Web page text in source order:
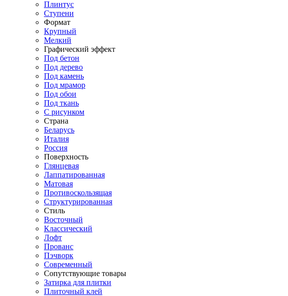
Плинтус
Ступени
Формат
Крупный
Мелкий
Графический эффект
Под бетон
Под дерево
Под камень
Под мрамор
Под обои
Под ткань
С рисунком
Страна
Беларусь
Италия
Россия
Поверхность
Глянцевая
Лаппатированная
Матовая
Противоскользящая
Структурированная
Стиль
Восточный
Классический
Лофт
Прованс
Пэчворк
Современный
Сопутствующие товары
Затирка для плитки
Плиточный клей